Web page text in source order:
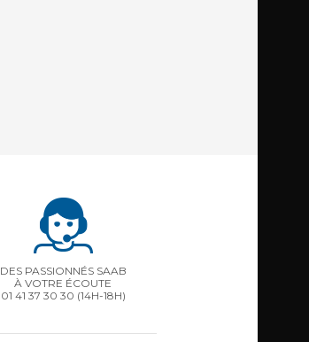
DES PASSIONNÉS SAAB
À VOTRE ÉCOUTE
01 41 37 30 30 (14H-18H)